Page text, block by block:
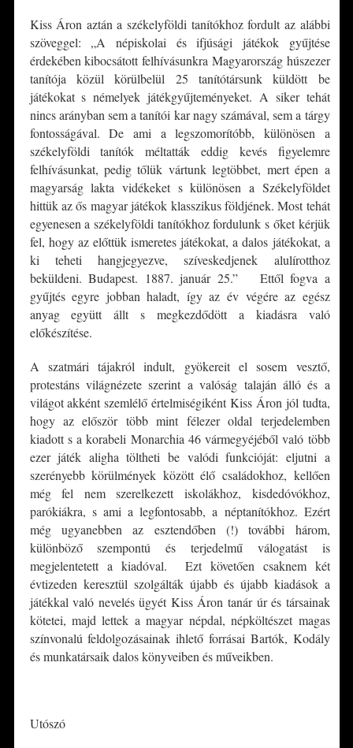
Kiss Áron aztán a székelyföldi tanítókhoz fordult az alábbi
szöveggel: „A népiskolai és ifjúsági játékok gyűjtése
érdekében kibocsátott felhívásunkra Magyarország húszezer
tanítója közül körülbelül 25 tanítótársunk küldött be
játékokat s némelyek játékgyűjteményeket. A siker tehát
nincs arányban sem a tanítói kar nagy számával, sem a tárgy
fontosságával. De ami a legszomorítóbb, különösen a
székelyföldi tanítók méltatták eddig kevés figyelemre
felhívásunkat, pedig tőlük vártunk legtöbbet, mert épen a
magyarság lakta vidékeket s különösen a Székelyföldet
hittük az ős magyar játékok klasszikus földjének. Most tehát
egyenesen a székelyföldi tanítókhoz fordulunk s őket kérjük
fel, hogy az előttük ismeretes játékokat, a dalos játékokat, a
ki teheti hangjegyezve, szíveskedjenek alulírotthoz
beküldeni. Budapest. 1887. január 25.” Ettől fogva a
gyűjtés egyre jobban haladt, így az év végére az egész
anyag együtt állt s megkezdődött a kiadásra való
előkészítése.
A szatmári tájakról indult, gyökereit el sosem vesztő,
protestáns világnézete szerint a valóság talaján álló és a
világot akként szemlélő értelmiségiként Kiss Áron jól tudta,
hogy az először több mint félezer oldal terjedelemben
kiadott s a korabeli Monarchia 46 vármegyéjéből való több
ezer játék aligha töltheti be valódi funkcióját: eljutni a
szerényebb körülmények között élő családokhoz, kellően
még fel nem szerelkezett iskolákhoz, kisdedóvókhoz,
parókiákra, s ami a legfontosabb, a néptanítókhoz. Ezért
még ugyanebben az esztendőben (!) további három,
különböző szempontú és terjedelmű válogatást is
megjelentetett a kiadóval. Ezt követően csaknem két
évtizeden keresztül szolgálták újabb és újabb kiadások a
játékkal való nevelés ügyét Kiss Áron tanár úr és társainak
kötetei, majd lettek a magyar népdal, népköltészet magas
színvonalú feldolgozásainak ihlető forrásai Bartók, Kodály
és munkatársaik dalos könyveiben és műveikben.
Utószó